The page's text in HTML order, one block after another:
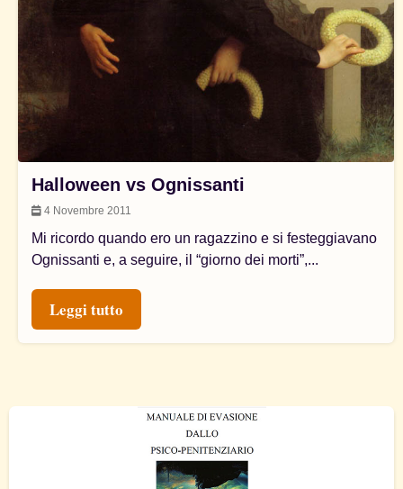
Halloween vs Ognissanti
4 Novembre 2011
Mi ricordo quando ero un ragazzino e si festeggiavano
Ognissanti e, a seguire, il “giorno dei morti”,...
Leggi tutto